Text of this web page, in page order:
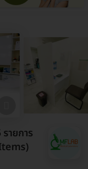
ายการ